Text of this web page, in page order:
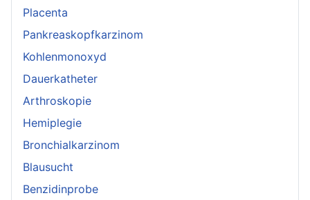
Placenta
Pankreaskopfkarzinom
Kohlenmonoxyd
Dauerkatheter
Arthroskopie
Hemiplegie
Bronchialkarzinom
Blausucht
Benzidinprobe